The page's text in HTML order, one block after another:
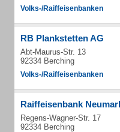
Volks-/Raiffeisenbanken
RB Plankstetten AG
Abt-Maurus-Str. 13
92334 Berching
Volks-/Raiffeisenbanken
Raiffeisenbank
Regens-Wagner-Str. 17
92334 Berching